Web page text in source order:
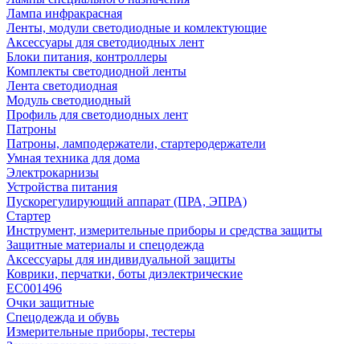
Лампа инфракрасная
Ленты, модули светодиодные и комлектующие
Аксессуары для светодиодных лент
Блоки питания, контроллеры
Комплекты светодиодной ленты
Лента светодиодная
Модуль светодиодный
Профиль для светодиодных лент
Патроны
Патроны, ламподержатели, стартеродержатели
Умная техника для дома
Электрокарнизы
Устройства питания
Пускорегулирующий аппарат (ПРА, ЭПРА)
Стартер
Инструмент, измерительные приборы и средства защиты
Защитные материалы и спецодежда
Аксессуары для индивидуальной защиты
Коврики, перчатки, боты диэлектрические
EC001496
Очки защитные
Спецодежда и обувь
Измерительные приборы, тестеры